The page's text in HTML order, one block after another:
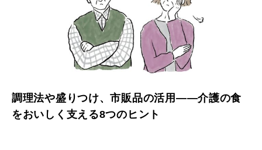
調理法や盛りつけ、市販品の活用——介護の食
をおいしく支える8つのヒント